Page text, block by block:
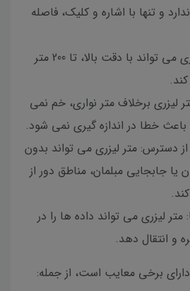
و تنها با اشاره و کلیک، فاصله
دقت و برد بالا: متر لیزری می تواند با دقت بالا، تا 200 متر
لیزری برخلاف متر نواری، خم نمی
خطا در اندازه گیری نمی شود.
از دسترس: متر لیزری می تواند بدون
یا جابجایی مبلمان، مناطق دور از
متر لیزری می تواند داده ها را در
و انتقال دهد.
دارای برخی معایب است، از جمله: